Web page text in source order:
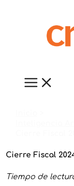
Cierre Fiscal
Tiempo de